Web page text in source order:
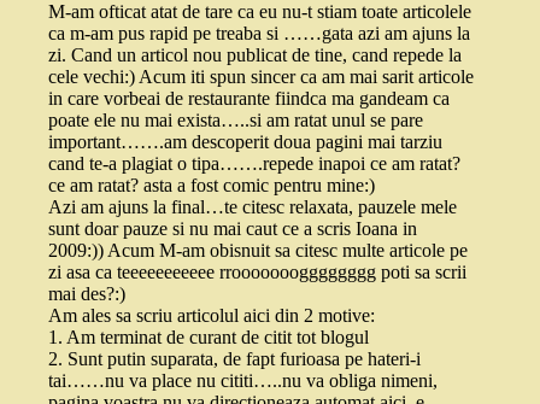
M-am ofticat atat de tare ca eu nu-t stiam toate articolele
ca m-am pus rapid pe treaba si ……gata azi am ajuns la
zi. Cand un articol nou publicat de tine, cand repede la
cele vechi:) Acum iti spun sincer ca am mai sarit articole
in care vorbeai de restaurante fiindca ma gandeam ca
poate ele nu mai exista…..si am ratat unul se pare
important…….am descoperit doua pagini mai tarziu
cand te-a plagiat o tipa…….repede inapoi ce am ratat?
ce am ratat? asta a fost comic pentru mine:)
Azi am ajuns la final…te citesc relaxata, pauzele mele
sunt doar pauze si nu mai caut ce a scris Ioana in
2009:)) Acum M-am obisnuit sa citesc multe articole pe
zi asa ca teeeeeeeeeee rrooooooogggggggg poti sa scrii
mai des?:)
Am ales sa scriu articolul aici din 2 motive:
1. Am terminat de curant de citit tot blogul
2. Sunt putin suparata, de fapt furioasa pe hateri-i
tai……nu va place nu cititi…..nu va obliga nimeni,